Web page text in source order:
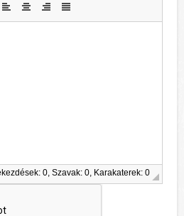
0, Szavak: 0, Karakaterek: 0